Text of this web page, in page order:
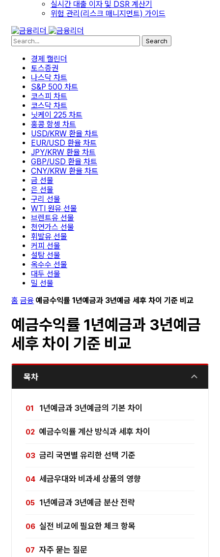
실시간 대출 이자 및 DSR 계산기
위험 관리(리스크 매니지먼트) 가이드
Search
경제 캘린더
토스증권
나스닥 차트
S&P 500 차트
코스피 차트
코스닥 차트
닛케이 225 차트
홍콩 항셍 차트
USD/KRW 환율 차트
EUR/USD 환율 차트
JPY/KRW 환율 차트
GBP/USD 환율 차트
CNY/KRW 환율 차트
금 선물
은 선물
구리 선물
WTI 원유 선물
브렌트유 선물
천연가스 선물
휘발유 선물
커피 선물
설탕 선물
옥수수 선물
대두 선물
밀 선물
홈 금융 예금수익률 1년예금과 3년예금 세후 차이 기준 비교
예금수익률 1년예금과 3년예금
세후 차이 기준 비교
목차
1년예금과 3년예금의 기본 차이
예금수익률 계산 방식과 세후 차이
금리 국면별 유리한 선택 기준
세금우대와 비과세 상품의 영향
1년예금과 3년예금 분산 전략
실전 비교에 필요한 체크 항목
자주 묻는 질문